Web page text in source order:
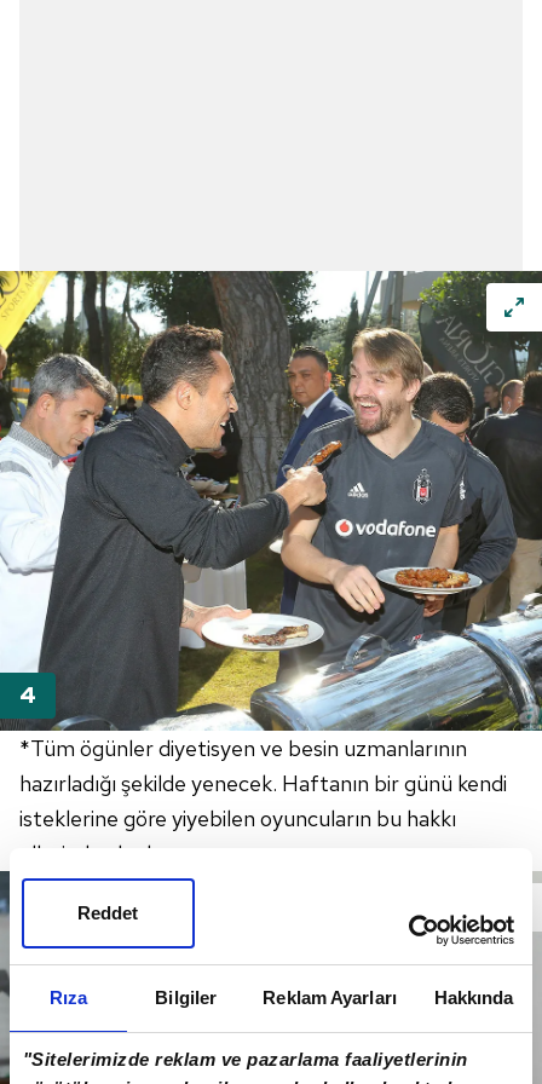
Rıza Bilgiler Reklam Ayarları Hakkında
"Sitelerimizde reklam ve pazarlama faaliyetlerinin
Reddet
*Tüm ögünler diyetisyen ve besin uzmanlarının
hazırladığı şekilde yenecek. Haftanın bir günü kendi
isteklerine göre yiyebilen oyuncuların bu hakkı
ellerinde alındı.